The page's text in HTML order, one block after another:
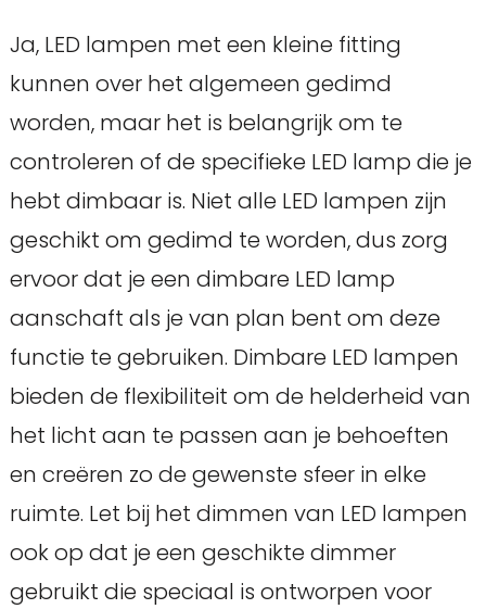
Ja, LED lampen met een kleine fitting
kunnen over het algemeen gedimd
worden, maar het is belangrijk om te
controleren of de specifieke LED lamp die je
hebt dimbaar is. Niet alle LED lampen zijn
geschikt om gedimd te worden, dus zorg
ervoor dat je een dimbare LED lamp
aanschaft als je van plan bent om deze
functie te gebruiken. Dimbare LED lampen
bieden de flexibiliteit om de helderheid van
het licht aan te passen aan je behoeften
en creëren zo de gewenste sfeer in elke
ruimte. Let bij het dimmen van LED lampen
ook op dat je een geschikte dimmer
gebruikt die speciaal is ontworpen voor